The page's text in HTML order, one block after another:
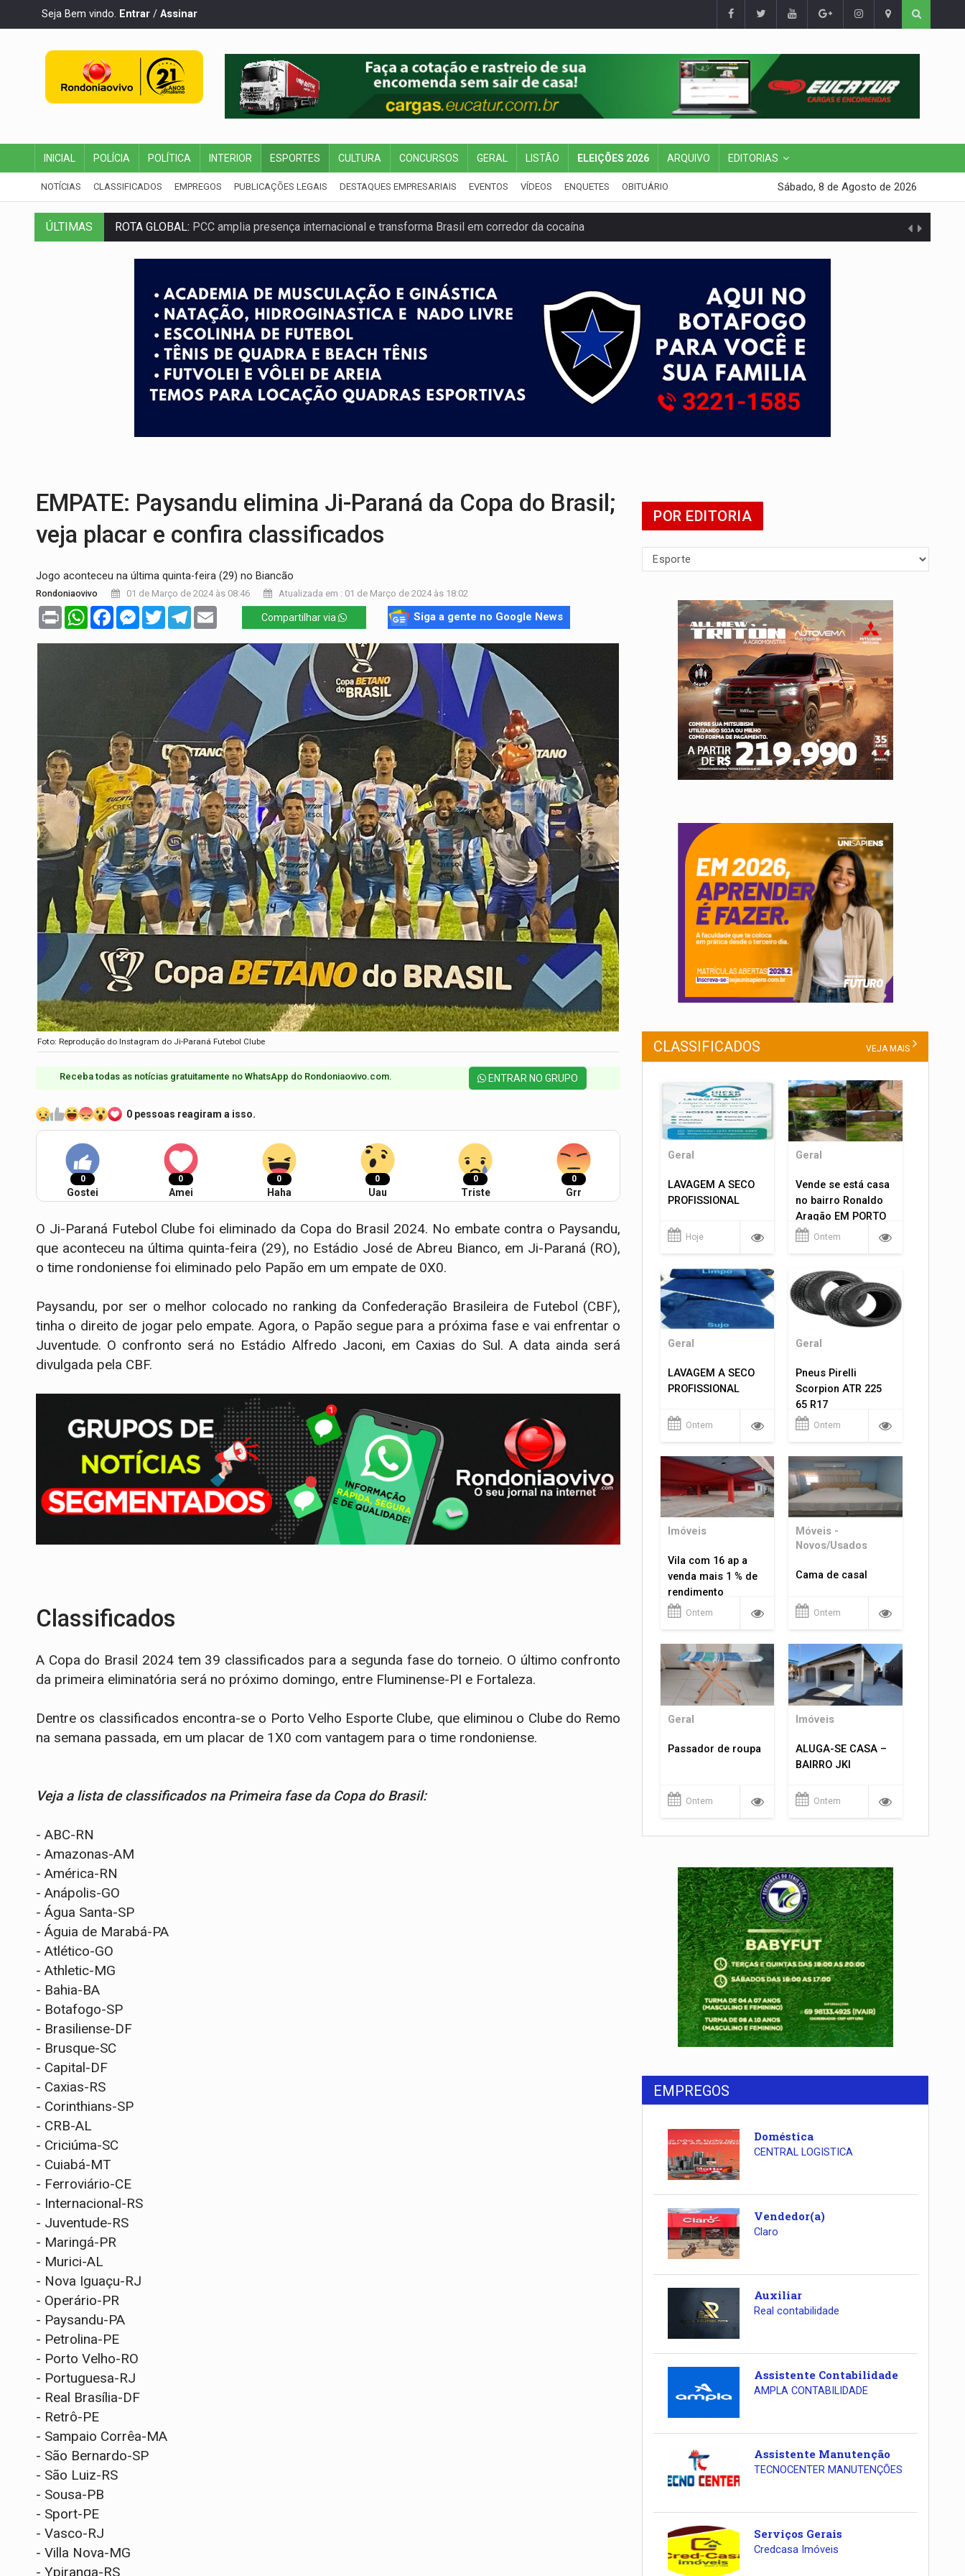
Seja Bem vindo. Entrar / Assinar
INICIAL POLÍCIA POLÍTICA INTERIOR ESPORTES CULTURA CONCURSOS GERAL LISTÃO ELEIÇÕES 2026 ARQUIVO EDITORIAS
NOTÍCIAS CLASSIFICADOS EMPREGOS PUBLICAÇÕES LEGAIS DESTAQUES EMPRESARIAIS EVENTOS VÍDEOS ENQUETES OBITUÁRIO Sábado, 8 de Agosto de 2026
ÚLTIMAS ROTA GLOBAL: PCC amplia presença internacional e transforma Brasil em corredor da cocaína
CONEXÃO RONDONIAOVIVO:Museólogo Antônio Ocampo conduz a história de uma ferrovia desgovernada
EXTENSÃO DE DANOS:Ferroviários pedem ao Iphan recuperação de área atingida por erosão na EFMM
VARIANDO O CARDÁPIO:Veja essa receita de carne assada para o almoço e o jantar
PREJUÍZO AOS ESTUDANTES:Greve dos professores em PVH é considerada ilegal pela Justiça
POSSESSÃO DE DEBORAH LOGAN:Terror mistura mistério e filmagens quase reais – Por Marcos Souza
TRANSPARÊNCIA: TCE reúne candidatos ao Governo e apresenta diagnóstico sobre RO
EMPATE: Paysandu elimina Ji-Paraná da Copa do Brasil;
veja placar e confira classificados
Jogo aconteceu na última quinta-feira (29) no Biancão
Rondoniaovivo 01 de Março de 2024 às 08:46 Atualizada em : 01 de Março de 2024 às 18:02
Print WhatsAppFacebookMessenger
TwitterTelegram Compartilhar via Siga a gente no Google News
Foto: Reprodução do Instagram do Ji-Paraná Futebol Clube
Receba todas as notícias gratuitamente no WhatsApp do Rondoniaovivo.com.​ ENTRAR NO GRUPO
0 pessoas reagiram a isso.
0
Gostei
0
Amei
0
Haha
0
Uau
0
Triste
0
Grr
O Ji-Paraná Futebol Clube foi eliminado da Copa do Brasil 2024. No embate contra o Paysandu,
que aconteceu na última quinta-feira (29), no Estádio José de Abreu Bianco, em Ji-Paraná (RO),
o time rondoniense foi eliminado pelo Papão em um empate de 0X0.
Paysandu, por ser o melhor colocado no ranking da Confederação Brasileira de Futebol (CBF),
tinha o direito de jogar pelo empate. Agora, o Papão segue para a próxima fase e vai enfrentar o
Juventude. O confronto será no Estádio Alfredo Jaconi, em Caxias do Sul. A data ainda será
divulgada pela CBF.
Classificados
A Copa do Brasil 2024 tem 39 classificados para a segunda fase do torneio. O último confronto
da primeira eliminatória será no próximo domingo, entre Fluminense-PI e Fortaleza.
Dentre os classificados encontra-se o Porto Velho Esporte Clube, que eliminou o Clube do Remo
na semana passada, em um placar de 1X0 com vantagem para o time rondoniense.
Veja a lista de classificados na Primeira fase da Copa do Brasil:
- ABC-RN
- Amazonas-AM
- América-RN
- Anápolis-GO
- Água Santa-SP
- Águia de Marabá-PA
- Atlético-GO
- Athletic-MG
- Bahia-BA
- Botafogo-SP
- Brasiliense-DF
- Brusque-SC
- Capital-DF
- Caxias-RS
- Corinthians-SP
- CRB-AL
- Criciúma-SC
- Cuiabá-MT
- Ferroviário-CE
- Internacional-RS
- Juventude-RS
- Maringá-PR
- Murici-AL
- Nova Iguaçu-RJ
- Operário-PR
- Paysandu-PA
- Petrolina-PE
- Porto Velho-RO
- Portuguesa-RJ
- Real Brasília-DF
- Retrô-PE
- Sampaio Corrêa-MA
- São Bernardo-SP
- São Luiz-RS
- Sousa-PB
- Sport-PE
- Vasco-RJ
- Villa Nova-MG
- Ypiranga-RS
POR EDITORIA
CLASSIFICADOS VEJA MAIS
Geral
LAVAGEM A SECO
PROFISSIONAL
Hoje
Geral
Vende se está casa
no bairro Ronaldo
Aragão EM PORTO
VELHO RO.
Ontem
Geral
LAVAGEM A SECO
PROFISSIONAL
Ontem
Geral
Pneus Pirelli
Scorpion ATR 225
65 R17
Ontem
Imóveis
Vila com 16 ap a
venda mais 1 % de
rendimento
Ontem
Móveis -
Novos/Usados
Cama de casal
Ontem
Geral
Passador de roupa
Ontem
Imóveis
ALUGA-SE CASA –
BAIRRO JKI
Ontem
EMPREGOS
Doméstica
CENTRAL LOGISTICA
Vendedor(a)
Claro
Auxiliar
Real contabilidade
Assistente Contabilidade
AMPLA CONTABILIDADE
Assistente Manutenção
TECNOCENTER MANUTENÇÕES
Serviços Gerais
Credcasa Imóveis